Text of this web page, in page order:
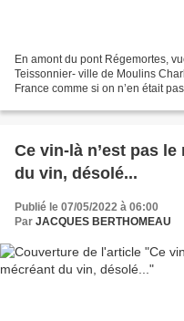
En amont du pont Régemortes,
Teissonnier- ville de Moulins Charles Péguy recommandait de « Regarder la
France comme si on n’en était
Ce vin-là n’est pas
du vin, désolé...
Publié le 07/05/2022 à 06:00
Par JACQUES BERTHOMEAU